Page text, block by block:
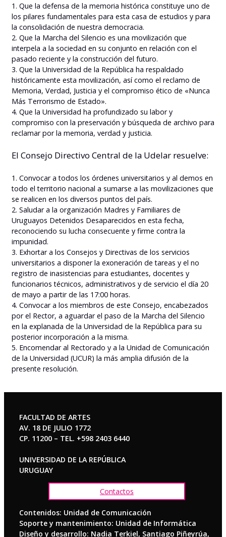
1. Que la defensa de la memoria histórica constituye uno de
los pilares fundamentales para esta casa de estudios y para
la consolidación de nuestra democracia.
2. Que la Marcha del Silencio es una movilización que
interpela a la sociedad en su conjunto en relación con el
pasado reciente y la construcción del futuro.
3. Que la Universidad de la República ha respaldado
históricamente esta movilización, así como el reclamo de
Memoria, Verdad, Justicia y el compromiso ético de «Nunca
Más Terrorismo de Estado».
4. Que la Universidad ha profundizado su labor y
compromiso con la preservación y búsqueda de archivo para
reclamar por la memoria, verdad y justicia.
El Consejo Directivo Central de la Udelar resuelve:
1. Convocar a todos los órdenes universitarios y al demos en
todo el territorio nacional a sumarse a las movilizaciones que
se realicen en los diversos puntos del país.
2. Saludar a la organización Madres y Familiares de
Uruguayos Detenidos Desaparecidos en esta fecha,
reconociendo su lucha consecuente y firme contra la
impunidad.
3. Exhortar a los Consejos y Directivas de los servicios
universitarios a disponer la exoneración de tareas y el no
registro de inasistencias para estudiantes, docentes y
funcionarios técnicos, administrativos y de servicio el día 20
de mayo a partir de las 17:00 horas.
4. Convocar a los miembros de este Consejo, encabezados
por el Rector, a aguardar el paso de la Marcha del Silencio
en la explanada de la Universidad de la República para su
posterior incorporación a la misma.
5. Encomendar al Rectorado y a la Unidad de Comunicación
de la Universidad (UCUR) la más amplia difusión de la
presente resolución.
FACULTAD DE ARTES
AV. 18 DE JULIO 1772
CP. 11200 – TEL. +598 2403 6440
UNIVERSIDAD DE LA REPÚBLICA
URUGUAY
Contactos
Contenidos: Unidad de Comunicación
Soporte y mantenimiento: Unidad de Informática
Diseño y desarrollo: Nadia Terkiel, Santiago Piñeyrúa,